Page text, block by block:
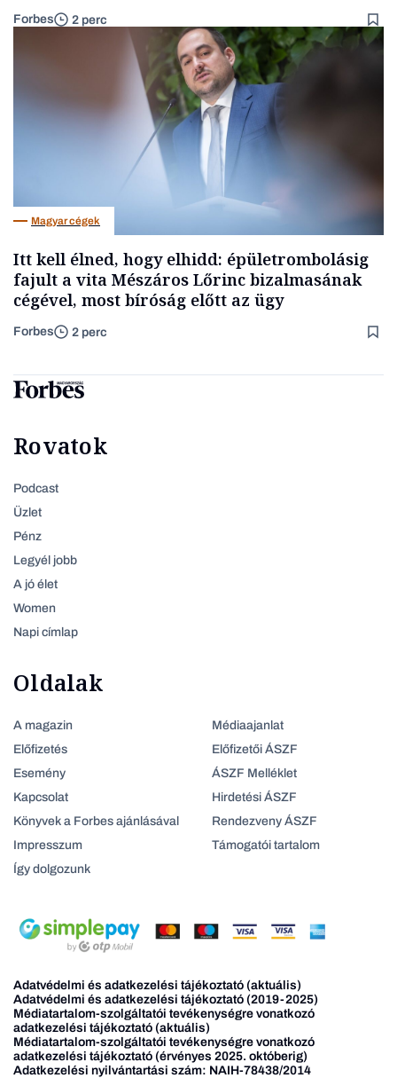
Forbes 2 perc
Magyar cégek
Itt kell élned, hogy elhidd: épületrombolásig
fajult a vita Mészáros Lőrinc bizalmasának
cégével, most bíróság előtt az ügy
Forbes 2 perc
Rovatok
Podcast
Üzlet
Pénz
Legyél jobb
A jó élet
Women
Napi címlap
Oldalak
A magazin
Előfizetés
Esemény
Kapcsolat
Könyvek a Forbes ajánlásával
Impresszum
Így dolgozunk
Médiaajanlat
Előfizetői ÁSZF
ÁSZF Melléklet
Hirdetési ÁSZF
Rendezveny ÁSZF
Támogatói tartalom
Adatvédelmi és adatkezelési tájékoztató (aktuális)
Adatvédelmi és adatkezelési tájékoztató (2019-2025)
Médiatartalom-szolgáltatói tevékenységre vonatkozó
adatkezelési tájékoztató (aktuális)
Médiatartalom-szolgáltatói tevékenységre vonatkozó
adatkezelési tájékoztató (érvényes 2025. októberig)
Adatkezelési nyilvántartási szám: NAIH-78438/2014